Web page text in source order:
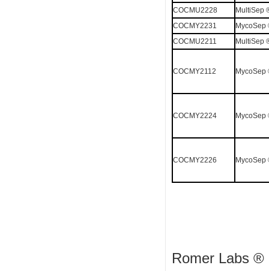
COCMU2228
MultiSep
COCMY2231
MycoSep
COCMU2211
MultiSep
COCMY2112
COCMY2224 MycoSep
COCMY2226
Romer Labs ®